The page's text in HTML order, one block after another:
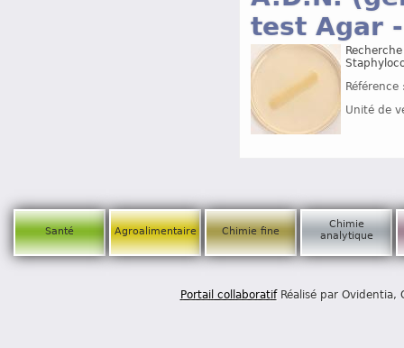
test Agar
Unité de
Santé Agroalimentaire Chimie fine
Chimie
analytique
Portail collaboratifRéalisé par Ovidentia,